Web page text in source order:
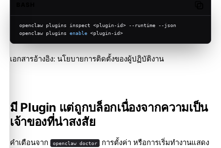
openclaw plugins inspect <plugin-id> --runtime --json
openclaw plugins enable <plugin-id>
เอกสารอ้างอิง: นโยบายการติดตั้งของผู้ปฏิบัติงาน
มี Plugin แต่ถูกบล็อกเนื่องจากความเป็น
เจ้าของที่น่าสงสัย
คำเตือนจาก openclaw doctor การตั้งค่า หรือการเริ่มทำงานแสดง